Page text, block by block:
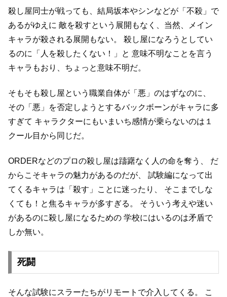
殺し屋同士が戦っても、結局坂本やシンなどが「不殺」で
あるがゆえに 敵を殺すという展開もなく、当然、メイン
キャラが殺される展開もない。
殺し屋になろうとしてい
るのに「人を殺したくない！」と 意味不明なことを言う
キャラもおり、ちょっと意味不明だ。
そもそも殺し屋という職業自体が「悪」のはずなのに、
その「悪」を否定しようとするバックボーンがキャラに多
すぎて キャラクターにもいまいち感情が乗らないのは１
クール目から同じだ。
ORDERなどのプロの殺し屋は躊躇なく人の命を奪う、
だ
からこそキャラの魅力があるのだが、
試験編になって出
てくるキャラは「殺す」ことに迷ったり、
そこまでしな
くても！と焦るキャラが多すぎる。
そういう考えや迷い
があるのに殺し屋になるための 学校にはいるのは矛盾で
しか無い。
死闘
そんな試験にスラーたちがリモートで介入してくる。
こ